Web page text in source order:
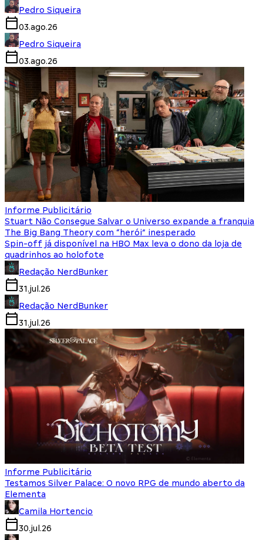
Pedro Siqueira
03.ago.26
Pedro Siqueira
03.ago.26
Informe Publicitário
Stuart Não Consegue Salvar o Universo expande a franquia
The Big Bang Theory com “herói” inesperado
Spin-off já disponível na HBO Max leva o dono da loja de
quadrinhos ao holofote
Redação NerdBunker
31.jul.26
Redação NerdBunker
31.jul.26
Informe Publicitário
Testamos Silver Palace: O novo RPG de mundo aberto da
Elementa
Camila Hortencio
30.jul.26